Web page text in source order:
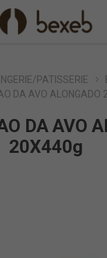
PATISSERIE
DA AVO ALONGADO
DA AVO
20X440g